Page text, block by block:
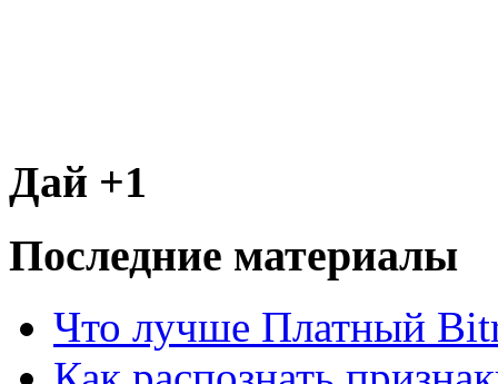
Дай +1
Последние материалы
Что лучше Платный